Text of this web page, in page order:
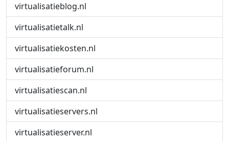
virtualisatieblog.nl
virtualisatietalk.nl
virtualisatiekosten.nl
virtualisatieforum.nl
virtualisatiescan.nl
virtualisatieservers.nl
virtualisatieserver.nl